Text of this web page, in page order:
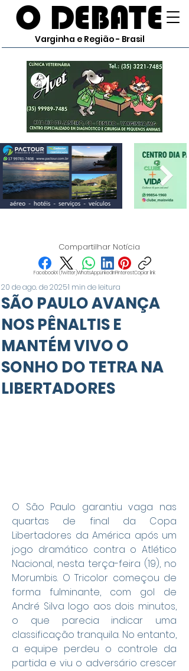
O DEBATE
Varginha e Região - Brasil
Compartilhar Notícia
FacebookX (Twitter)WhatsAppLinkedInPinterestCopiar link
SÃO PAULO AVANÇA
NOS PÊNALTIS E
MANTÉM VIVO O
SONHO DO TETRA NA
LIBERTADORES
20 de ago. de 20251 min de leitura
O São Paulo garantiu vaga nas
quartas de final da Copa
Libertadores da América após um
jogo dramático contra o Atlético
Nacional, nesta terça-feira (19), no
Morumbis. O Tricolor começou de
forma fulminante, com gol de
André Silva logo aos dois minutos,
o que parecia indicar uma
classificação tranquila. No entanto,
a equipe perdeu o controle da
partida e viu o adversário crescer